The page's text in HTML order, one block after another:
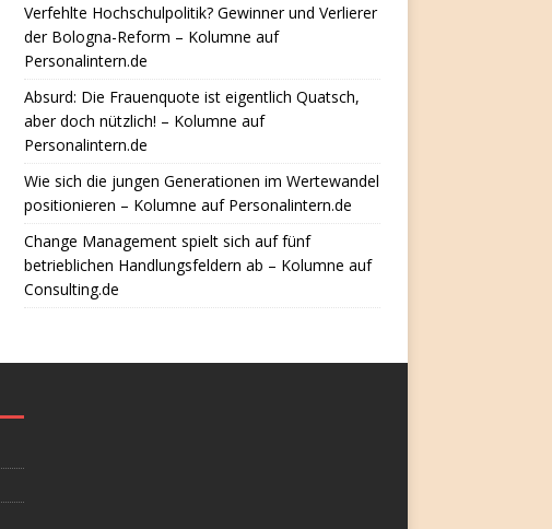
Verfehlte Hochschulpolitik? Gewinner und Verlierer
der Bologna-Reform – Kolumne auf
Personalintern.de
Absurd: Die Frauenquote ist eigentlich Quatsch,
aber doch nützlich! – Kolumne auf
Personalintern.de
Wie sich die jungen Generationen im Wertewandel
positionieren – Kolumne auf Personalintern.de
Change Management spielt sich auf fünf
betrieblichen Handlungsfeldern ab – Kolumne auf
Consulting.de